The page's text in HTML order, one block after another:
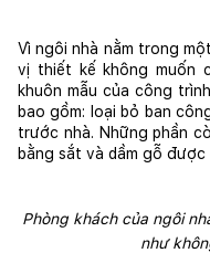
Vì ngôi nhà nằm trong
vị thiết kế không muốn
khuôn mẫu của công
bao gồm: loại bỏ ban
trước nhà. Những phần
bằng sắt và dầm gỗ được
Phòng khách của ngôi
như